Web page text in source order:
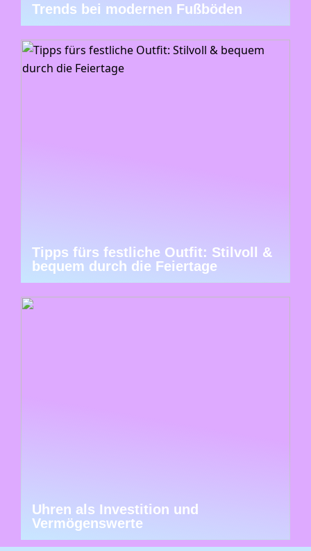
Trends bei modernen Fußböden
Tipps fürs festliche Outfit: Stilvoll &
bequem durch die Feiertage
Uhren als Investition und
Vermögenswerte